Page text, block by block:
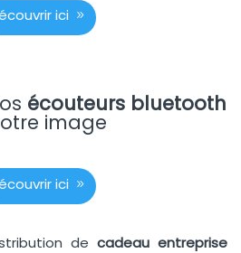
ici
écouteurs bluetooth
image
ici
de cadeau entreprise